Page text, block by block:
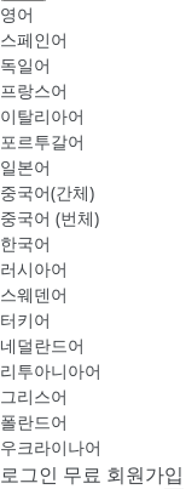
영어
스페인어
독일어
프랑스어
이탈리아어
포르투갈어
일본어
중국어(간체)
중국어 (번체)
한국어
러시아어
스웨덴어
터키어
네덜란드어
리투아니아어
그리스어
폴란드어
우크라이나어
로그인 무료 회원가입